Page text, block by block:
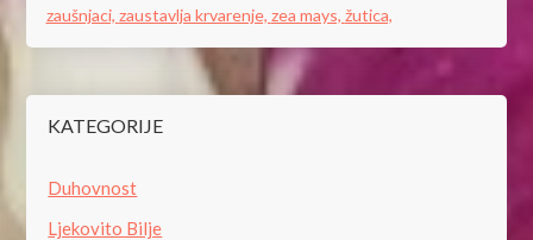
zaušnjaci, zaustavlja krvarenje, zea mays, žutica,
KATEGORIJE
Duhovnost
Ljekovito Bilje